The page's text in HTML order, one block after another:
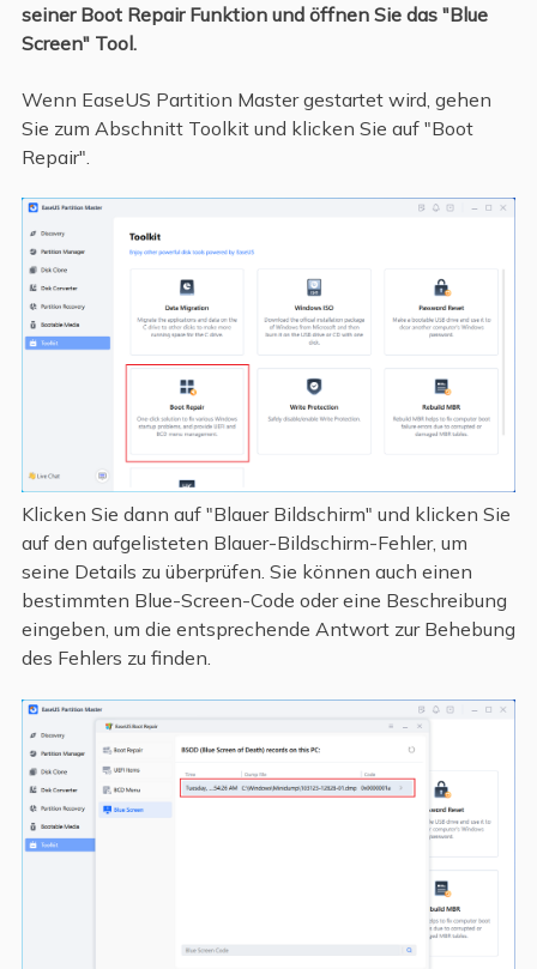
seiner Boot Repair Funktion und öffnen Sie das "Blue
Screen" Tool.
Wenn EaseUS Partition Master gestartet wird, gehen
Sie zum Abschnitt Toolkit und klicken Sie auf "Boot
Repair".
Klicken Sie dann auf "Blauer Bildschirm" und klicken Sie
auf den aufgelisteten Blauer-Bildschirm-Fehler, um
seine Details zu überprüfen. Sie können auch einen
bestimmten Blue-Screen-Code oder eine Beschreibung
eingeben, um die entsprechende Antwort zur Behebung
des Fehlers zu finden.